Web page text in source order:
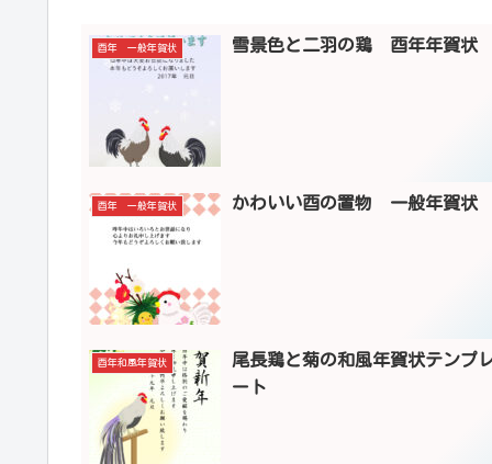
酉年 一般年賀状 雪景色と二羽の鶏 酉年年賀状
酉年 一般年賀状 かわいい酉の置物 一般年賀状
酉年和風年賀状
尾長鶏と菊の和風年賀状テンプ
ート